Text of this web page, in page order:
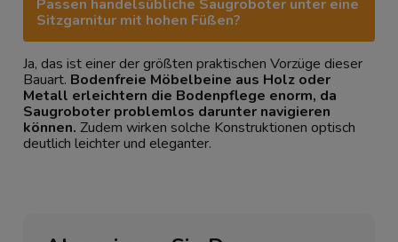
Passen handelsübliche Saugroboter unter eine
Sitzgarnitur mit hohen Füßen?
Ja, das ist einer der größten praktischen Vorzüge dieser
Bauart. Bodenfreie Möbelbeine aus Holz oder
Metall erleichtern die Bodenpflege enorm, da
Saugroboter problemlos darunter navigieren
können. Zudem wirken solche Konstruktionen optisch
deutlich leichter und eleganter.